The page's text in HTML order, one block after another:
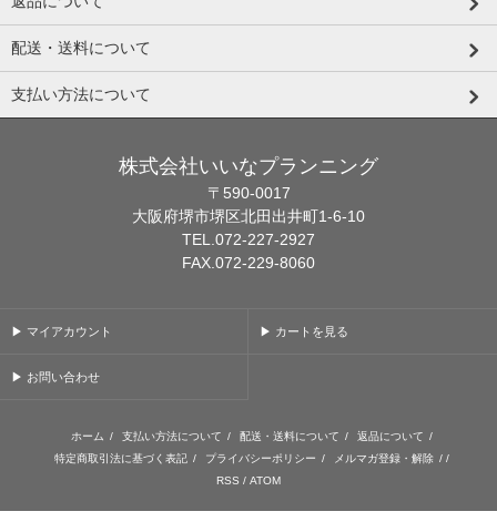
配送・送料について
支払い方法について
株式会社いいなプランニング
〒590-0017
大阪府堺市堺区北田出井町1-6-10
TEL.072-227-2927
FAX.072-229-8060
▶ マイアカウント ▶ カートを見る
▶ お問い合わせ
ホーム / 支払い方法について / 配送・送料について / 返品について /
特定商取引法に基づく表記 / プライバシーポリシー / メルマガ登録・解除 / /
RSS / ATOM